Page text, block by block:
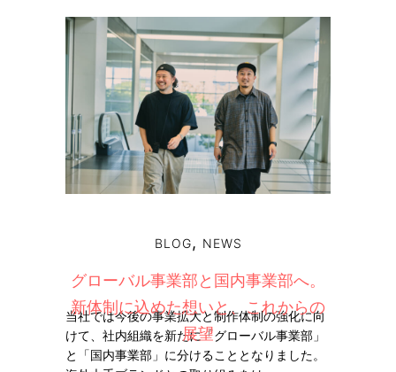
BLOG, NEWS
グローバル事業部と国内事業部へ。
新体制に込めた想いと、これからの
展望
当社では今後の事業拡大と制作体制の強化に向
けて、社内組織を新たに「グローバル事業部」
と「国内事業部」に分けることとなりました。